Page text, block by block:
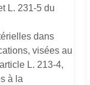
L. 231-5 du
dans
visées au
L. 213-4,
à la